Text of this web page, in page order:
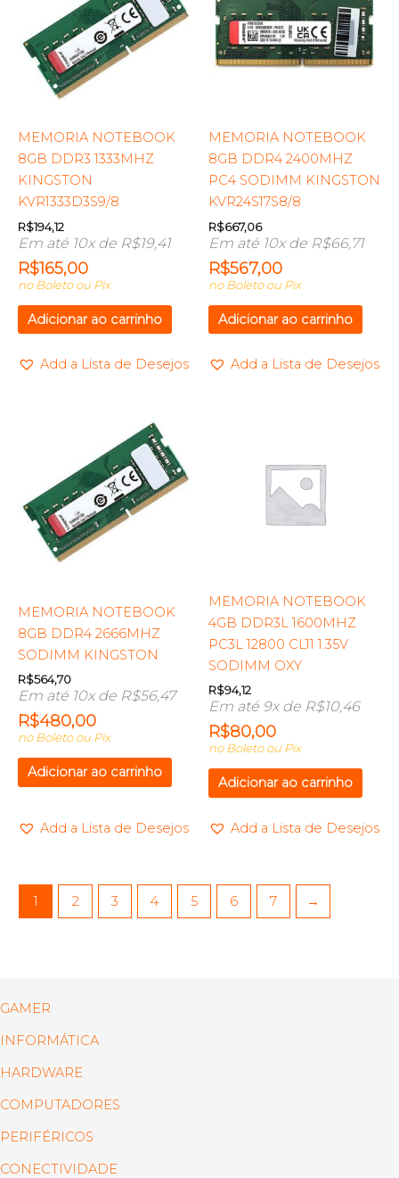
MEMORIA NOTEBOOK
8GB DDR3 1333MHZ
KINGSTON
KVR1333D3S9/8
R$194,12
Em até 10x de R$19,41
R$165,00
no Boleto ou Pix
Adicionar ao carrinho
Add a Lista de Desejos
MEMORIA NOTEBOOK
8GB DDR4 2400MHZ
PC4 SODIMM KINGSTON
KVR24S17S8/8
R$667,06
Em até 10x de R$66,71
R$567,00
no Boleto ou Pix
Adicionar ao carrinho
Add a Lista de Desejos
MEMORIA NOTEBOOK
8GB DDR4 2666MHZ
SODIMM KINGSTON
R$564,70
Em até 10x de R$56,47
R$480,00
no Boleto ou Pix
Adicionar ao carrinho
Add a Lista de Desejos
MEMORIA NOTEBOOK
4GB DDR3L 1600MHZ
PC3L 12800 CL11 1.35V
SODIMM OXY
R$94,12
Em até 9x de R$10,46
R$80,00
no Boleto ou Pix
Adicionar ao carrinho
Add a Lista de Desejos
1 2 3 4 5 6 7 →
GAMER
INFORMÁTICA
HARDWARE
COMPUTADORES
PERIFÉRICOS
CONECTIVIDADE